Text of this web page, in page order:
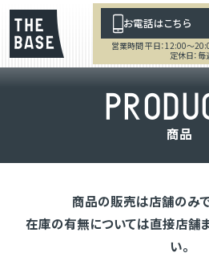
お電話はこちら
営業時間 平日：12:00～
定休日：
PRODU
商品
商品の販売は店舗のみで
在庫の有無については直接店舗
い。